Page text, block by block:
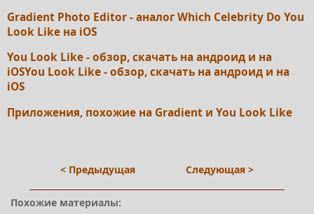
Gradient Photo Editor - аналог Which Celebrity Do You
Look Like на iOS
You Look Like - обзор, скачать на андроид и на
iOSYou Look Like - обзор, скачать на андроид и на
iOS
Приложения, похожие на Gradient и You Look Like
< Предыдущая Следующая >
Похожие материалы: